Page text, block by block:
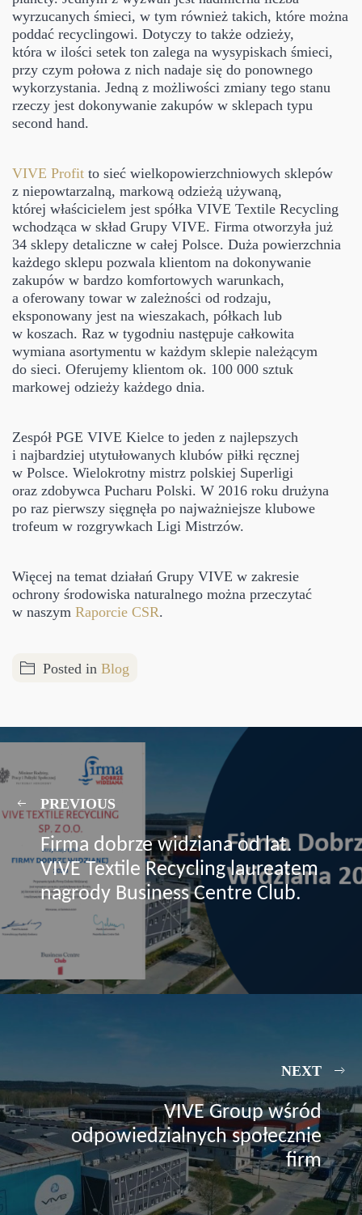
wyrzucanych śmieci, w tym również takich, które można
poddać recyclingowi. Dotyczy to także odzieży,
która w ilości setek ton zalega na wysypiskach śmieci,
przy czym połowa z nich nadaje się do ponownego
wykorzystania. Jedną z możliwości zmiany tego stanu
rzeczy jest dokonywanie zakupów w sklepach typu
second hand.
VIVE Profit to sieć wielkopowierzchniowych sklepów
z niepowtarzalną, markową odzieżą używaną,
której właścicielem jest spółka VIVE Textile Recycling
wchodząca w skład Grupy VIVE. Firma otworzyła już
34 sklepy detaliczne w całej Polsce. Duża powierzchnia
każdego sklepu pozwala klientom na dokonywanie
zakupów w bardzo komfortowych warunkach,
a oferowany towar w zależności od rodzaju,
eksponowany jest na wieszakach, półkach lub
w koszach. Raz w tygodniu następuje całkowita
wymiana asortymentu w każdym sklepie należącym
do sieci. Oferujemy klientom ok. 100 000 sztuk
markowej odzieży każdego dnia.
Zespół PGE VIVE Kielce to jeden z najlepszych
i najbardziej utytułowanych klubów piłki ręcznej
w Polsce. Wielokrotny mistrz polskiej Superligi
oraz zdobywca Pucharu Polski. W 2016 roku drużyna
po raz pierwszy sięgnęła po najważniejsze klubowe
trofeum w rozgrywkach Ligi Mistrzów.
Więcej na temat działań Grupy VIVE w zakresie
ochrony środowiska naturalnego można przeczytać
w naszym Raporcie CSR.
Posted in Blog
PREVIOUS
Firma dobrze widziana od lat.
VIVE Textile Recycling laureatem
nagrody Business Centre Club.
NEXT
VIVE Group wśród
odpowiedzialnych społecznie
firm